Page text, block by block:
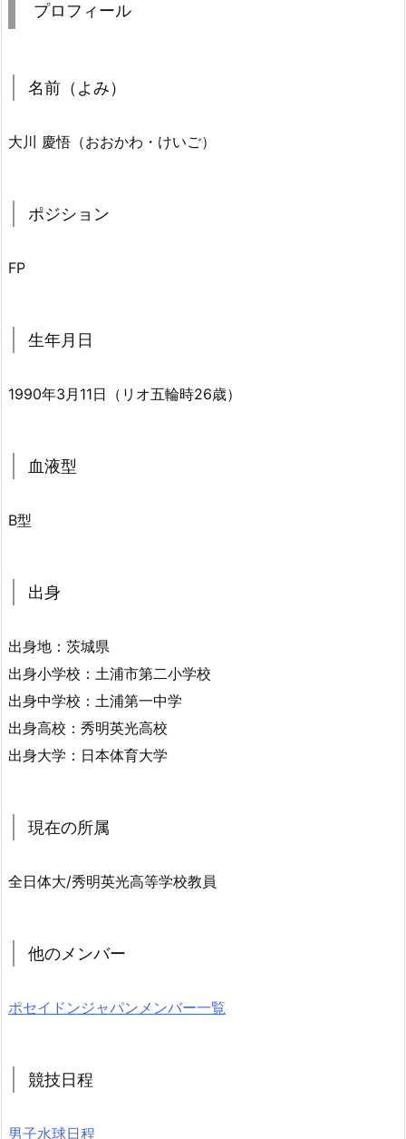
プロフィール
名前（よみ）
大川 慶悟（おおかわ・けいご）
ポジション
FP
生年月日
1990年3月11日（リオ五輪時26歳）
血液型
B型
出身
出身地：茨城県
出身小学校：土浦市第二小学校
出身中学校：土浦第一中学
出身高校：秀明英光高校
出身大学：日本体育大学
現在の所属
全日体大/秀明英光高等学校教員
他のメンバー
ポセイドンジャパンメンバー一覧
競技日程
男子水球日程